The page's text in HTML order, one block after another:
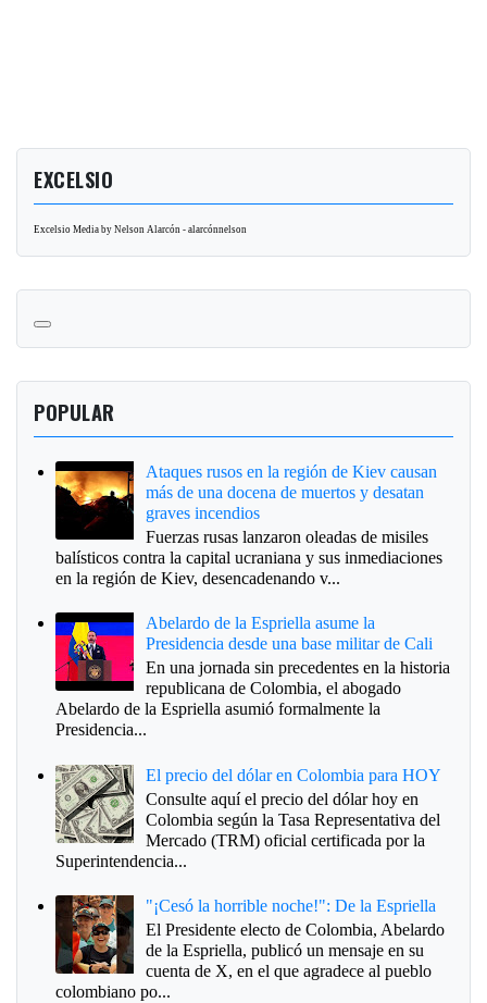
EXCELSIO
Excelsio Media by Nelson Alarcón - alarcónnelson
POPULAR
Ataques rusos en la región de Kiev causan
más de una docena de muertos y desatan
graves incendios
Fuerzas rusas lanzaron oleadas de misiles
balísticos contra la capital ucraniana y sus inmediaciones
en la región de Kiev, desencadenando v...
Abelardo de la Espriella asume la
Presidencia desde una base militar de Cali
En una jornada sin precedentes en la historia
republicana de Colombia, el abogado
Abelardo de la Espriella asumió formalmente la
Presidencia...
El precio del dólar en Colombia para HOY
Consulte aquí el precio del dólar hoy en
Colombia según la Tasa Representativa del
Mercado (TRM) oficial certificada por la
Superintendencia...
"¡Cesó la horrible noche!": De la Espriella
El Presidente electo de Colombia, Abelardo
de la Espriella, publicó un mensaje en su
cuenta de X, en el que agradece al pueblo
colombiano po...